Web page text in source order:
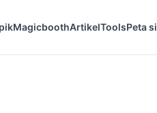
MagicboothArtikelToolsPeta